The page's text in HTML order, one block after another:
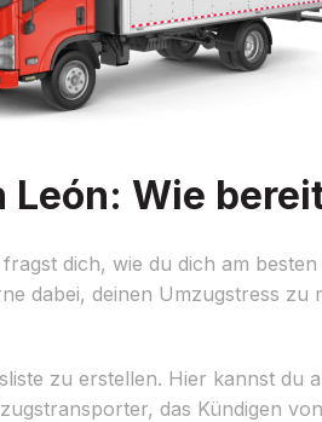
Wie
dich, wie du dich am
dabei, deinen Umzugstress zu
zu erstellen. Hier kannst du
das Kündigen